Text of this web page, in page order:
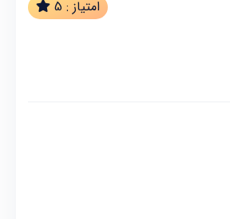
امتیاز : 5